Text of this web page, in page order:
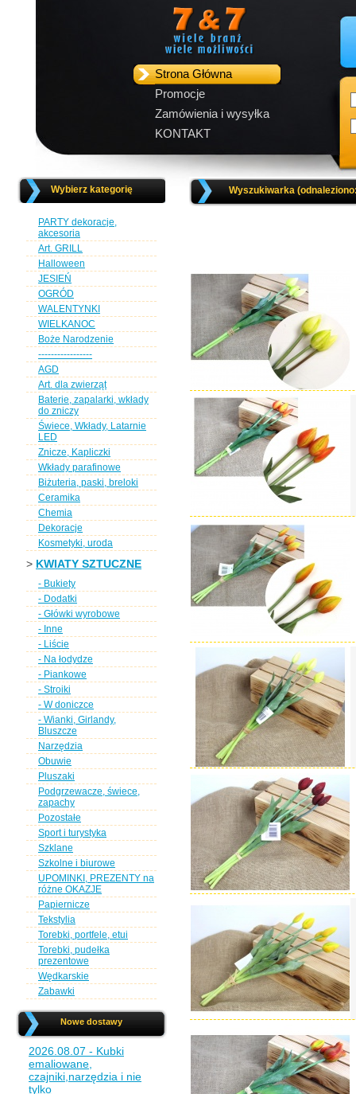
Strona Główna
Promocje
Zamówienia i wysyłka
KONTAKT
Wybierz kategorię
PARTY dekoracje,
akcesoria
Art. GRILL
Halloween
JESIEŃ
OGRÓD
WALENTYNKI
WIELKANOC
Boże Narodzenie
-----------------
AGD
Art. dla zwierząt
Baterie, zapalarki, wkłady
do zniczy
Świece, Wkłady, Latarnie
LED
Znicze, Kapliczki
Wkłady parafinowe
Biżuteria, paski, breloki
Ceramika
Chemia
Dekoracje
Kosmetyki, uroda
> KWIATY SZTUCZNE
- Bukiety
- Dodatki
- Główki wyrobowe
- Inne
- Liście
- Na łodydze
- Piankowe
- Stroiki
- W doniczce
- Wianki, Girlandy,
Bluszcze
Narzędzia
Obuwie
Pluszaki
Podgrzewacze, świece,
zapachy
Pozostałe
Sport i turystyka
Szklane
Szkolne i biurowe
UPOMINKI, PREZENTY na
różne OKAZJE
Papiernicze
Tekstylia
Torebki, portfele, etui
Torebki, pudełka
prezentowe
Wędkarskie
Zabawki
Nowe dostawy
2026.08.07 - Kubki
emaliowane,
czajniki,narzędzia i nie
tylko
Wyszukiwarka